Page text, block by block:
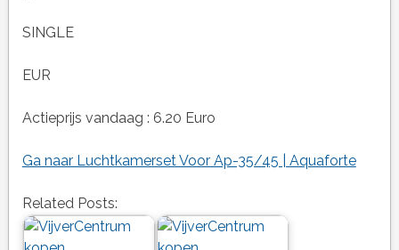
SINGLE
EUR
Actieprijs vandaag : 6.20 Euro
Ga naar Luchtkamerset Voor Ap-35/45 | Aquaforte
Related Posts: